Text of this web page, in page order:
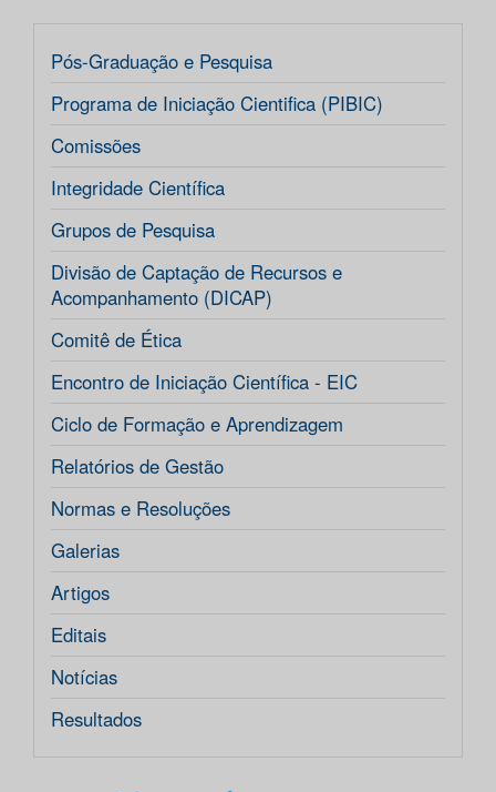
Pós-Graduação e Pesquisa
Programa de Iniciação Cientifica (PIBIC)
Comissões
Integridade Científica
Grupos de Pesquisa
Divisão de Captação de Recursos e
Acompanhamento (DICAP)
Comitê de Ética
Encontro de Iniciação Científica - EIC
Ciclo de Formação e Aprendizagem
Relatórios de Gestão
Normas e Resoluções
Galerias
Artigos
Editais
Notícias
Resultados